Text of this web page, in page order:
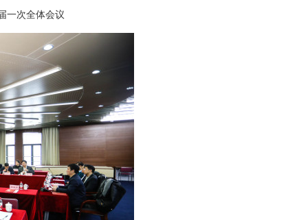
一次全体会议